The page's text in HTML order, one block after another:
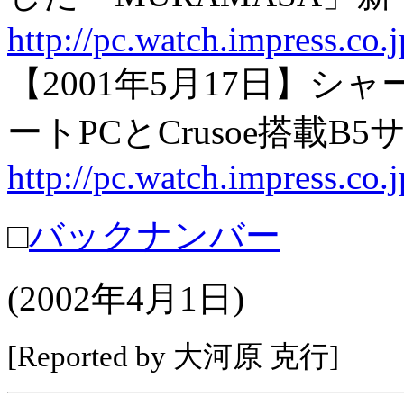
http://
【2001年5月17日】シ
ートPCとCrusoe搭載B5
http://
□バックナンバー
(2002年4月1日)
[Reported by 大河原 克行]